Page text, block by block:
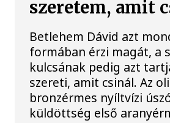
szeretem, amit
Betlehem Dávid azt
formában érzi magát, a
kulcsának pedig azt
szereti, amit csinál. Az
bronzérmes nyíltvízi
küldöttség első